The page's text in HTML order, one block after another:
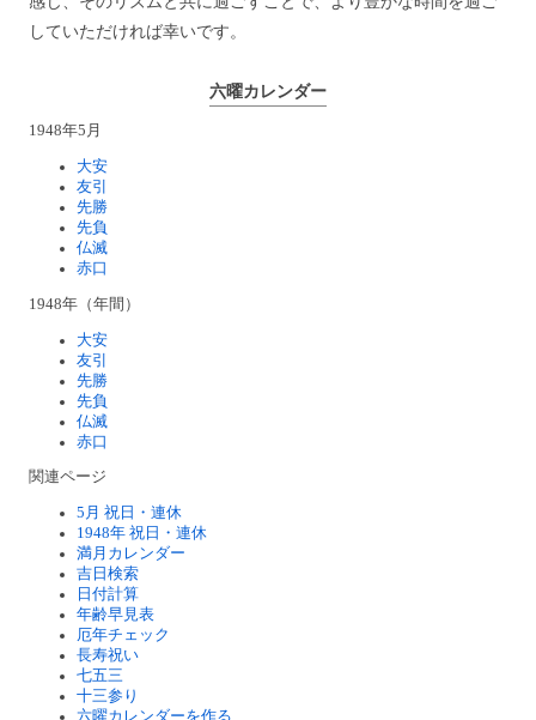
していただければ幸いです。
六曜カレンダー
1948年5月
大安
友引
先勝
先負
仏滅
赤口
1948年（年間）
大安
友引
先勝
先負
仏滅
赤口
関連ページ
5月 祝日・連休
1948年 祝日・連休
満月カレンダー
吉日検索
日付計算
年齢早見表
厄年チェック
長寿祝い
七五三
十三参り